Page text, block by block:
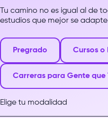
Tu camino no es igual al de
estudios que mejor se
Pregrado Cursos o
Carreras para Gente que
Elige tu modalidad